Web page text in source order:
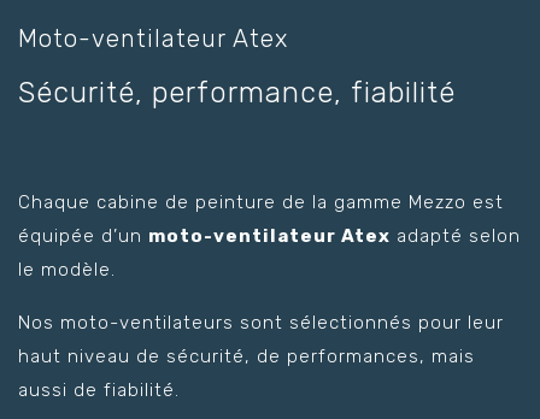
Moto-ventilateur Atex
Sécurité, performance, fiabilité
Chaque cabine de peinture de la gamme Mezzo est
équipée d’un moto-ventilateur Atex adapté selon
le modèle.
Nos moto-ventilateurs sont sélectionnés pour leur
haut niveau de sécurité, de performances, mais
aussi de fiabilité.